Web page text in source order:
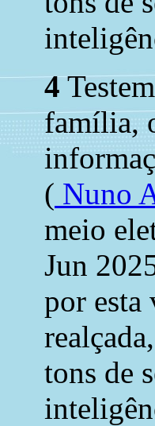
4
família,
( Nuno
meio
Jun
por esta
tons de